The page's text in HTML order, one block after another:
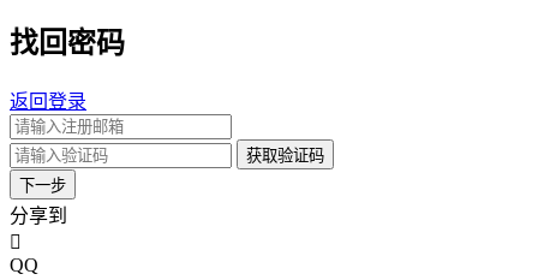
找回密码
返回登录
获取验证码
下一步
分享到
QQ